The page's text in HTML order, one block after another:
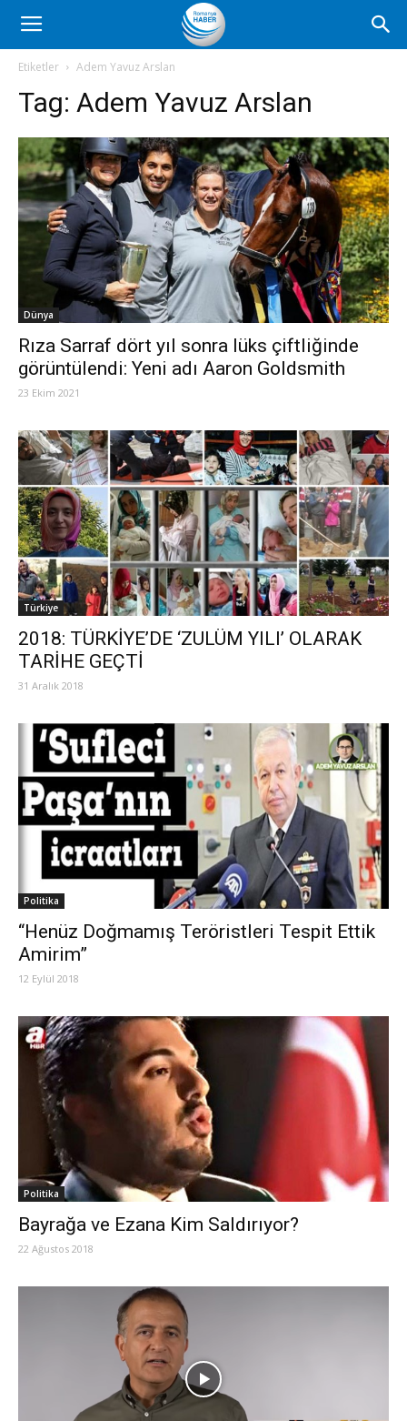
Romanya
Haber
Etiketler Adem Yavuz Arslan
Tag: Adem Yavuz Arslan
Dünya
Rıza Sarraf dört yıl sonra lüks çiftliğinde
görüntülendi: Yeni adı Aaron Goldsmith
23 Ekim 2021
Türkiye
2018: TÜRKİYE’DE ‘ZULÜM YILI’ OLARAK
TARİHE GEÇTİ
31 Aralık 2018
Politika
“Henüz Doğmamış Teröristleri Tespit Ettik
Amirim”
12 Eylül 2018
Politika
Bayrağa ve Ezana Kim Saldırıyor?
22 Ağustos 2018